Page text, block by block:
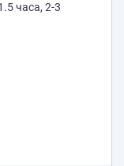
часа, 2-3